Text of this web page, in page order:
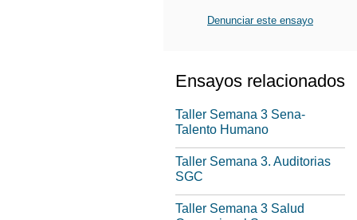
Denunciar este ensayo
Ensayos relacionados
Taller Semana 3 Sena-
Talento Humano
Taller Semana 3. Auditorias
SGC
Taller Semana 3 Salud